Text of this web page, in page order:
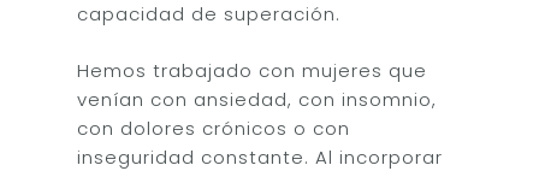
capacidad de superación.
Hemos trabajado con mujeres que
venían con ansiedad, con insomnio,
con dolores crónicos o con
inseguridad constante. Al incorporar